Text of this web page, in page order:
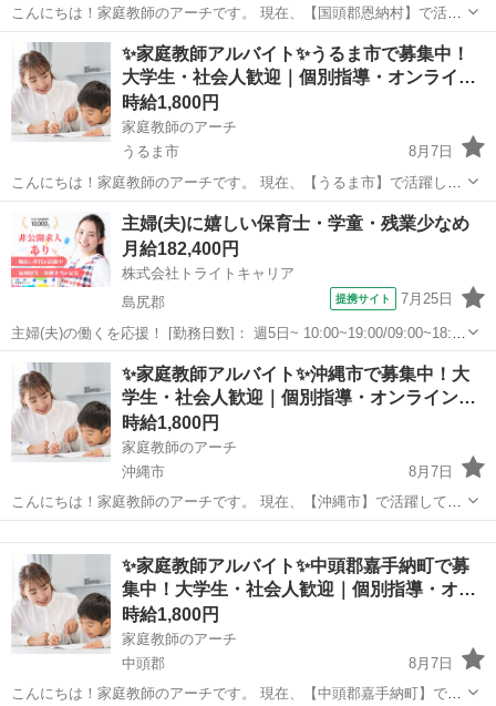
こんにちは！家庭教師のアーチです。 現在、【国頭郡恩納村】で活躍
していただける家庭教師のアルバイトを募集しています。 ✔ 教育に関
わる仕事がしたい ✔ 子どもと関わるのが好き ✔ 【国頭郡恩納村】で
副業やWワーク...
沖縄 国頭郡 家庭教師
✨家庭教師アルバイト✨うるま市で募集中！
大学生・社会人歓迎｜個別指導・オンライ…
時給1,800円
家庭教師のアーチ
うるま市
8月7日
こんにちは！家庭教師のアーチです。 現在、【うるま市】で活躍して
いただける家庭教師のアルバイトを募集しています。 ✔ 教育に関わる
仕事がしたい ✔ 子どもと関わるのが好き ✔ 【うるま市】で副業やW
ワークを探して...
うるま市 家庭教師 オンライン
主婦(夫)に嬉しい保育士・学童・残業少なめ
月給182,400円
株式会社トライトキャリア
島尻郡
提携サイト 7月25日
主婦(夫)の働くを応援！ [勤務日数]： 週5日~ 10:00~19:00/09:00~18:00
[勤務地・最寄駅]： 沖縄県島尻郡南風原町喜屋武195-1 非公開 新百合
ケ丘駅自動車11分 [職種名]：保育士・学...
沖縄 島尻郡 保育士
✨家庭教師アルバイト✨沖縄市で募集中！大
学生・社会人歓迎｜個別指導・オンライン…
時給1,800円
家庭教師のアーチ
沖縄市
8月7日
こんにちは！家庭教師のアーチです。 現在、【沖縄市】で活躍してい
ただける家庭教師のアルバイトを募集しています。 ✔ 教育に関わる仕
事がしたい ✔ 子どもと関わるのが好き ✔ 【沖縄市】で副業やWワー
クを探している...✨家庭教師アルバイト✨中頭郡嘉手納町で募
集中！大学生・社会人歓迎｜個別指導・オ…
時給1,800円
家庭教師のアーチ
中頭郡
8月7日
こんにちは！家庭教師のアーチです。 現在、【中頭郡嘉手納町】で活